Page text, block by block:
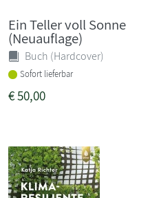
Ein Teller voll Sonne
(Neuauflage)
Buch (Hardcover)
Sofort lieferbar
€50,00